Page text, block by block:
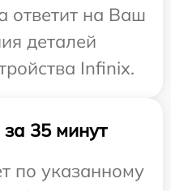
ответит на Ваш
деталей
Infinix.
35 минут
по указанному